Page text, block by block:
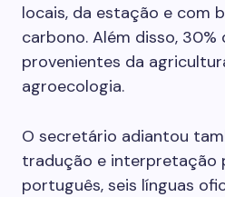
locais, da estação e com
carbono. Além disso,
provenientes da
agroecologia.
O secretário adiantou
tradução e interpretação
português, seis línguas